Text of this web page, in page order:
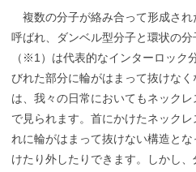
複数の分子が絡み合って形成され
呼ばれ、ダンベル型分子と環状の分
（※1）は代表的なインターロック
びれた部分に輪がはまって抜けな
は、我々の日常においてもネック
で見られます。首にかけたネック
れに輪がはまって抜けない構造と
けたり外したりできます。しかし